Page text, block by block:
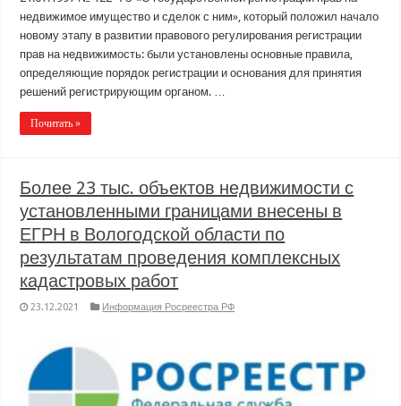
недвижимое имущество и сделок с ним», который положил начало
новому этапу в развитии правового регулирования регистрации
прав на недвижимость: были установлены основные правила,
определяющие порядок регистрации и основания для принятия
решений регистрирующим органом. …
Почитать »
Более 23 тыс. объектов недвижимости с
установленными границами внесены в
ЕГРН в Вологодской области по
результатам проведения комплексных
кадастровых работ
23.12.2021 Информация Росреестра РФ